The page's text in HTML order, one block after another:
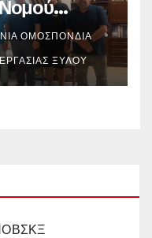
ΟΜΟΣΠΟΝΔΊΑ
ΞΎΛΟΥ